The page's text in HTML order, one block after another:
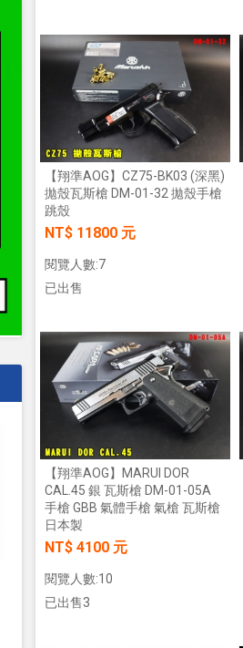
水+發光 G50DD 發光款電動水槍 連
加入購物車
【翔準AOG】CZ75-BK03 (深黑)
拋殼瓦斯槍 DM-01-32 拋殼手槍
跳殼
NT$ 11800 元
閱覽人數:7
已出售
加入購物車
【翔準AOG】MARUI DOR
CAL.45 銀 瓦斯槍 DM-01-05A
手槍 GBB 氣體手槍 氣槍 瓦斯槍
日本製
NT$ 4100 元
閱覽人數:10
已出售3